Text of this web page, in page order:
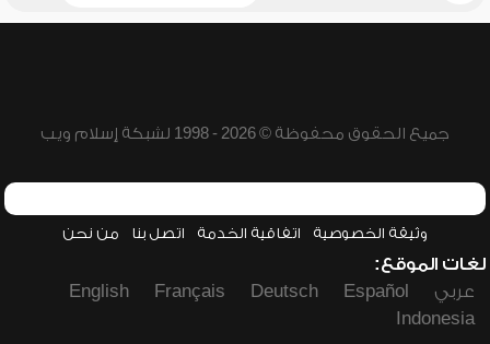
جميع الحقوق محفوظة © 2026 - 1998 لشبكة إسلام ويب
وثيقة الخصوصية اتفاقية الخدمة اتصل بنا من نحن
لغات الموقع:
عربي
Español
Deutsch
Français
English
Indonesia